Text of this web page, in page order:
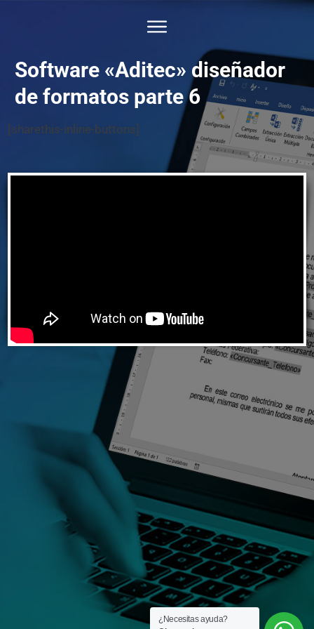
Software «Aditec» diseñador
de formatos parte 6
[sharethis-inline-buttons]
¿Necesitas ayuda?